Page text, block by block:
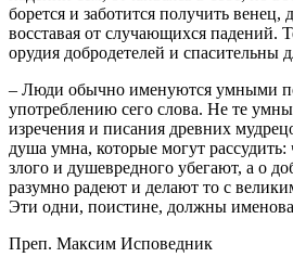
борется и заботится получить венец,
восставая от случающихся падений.
орудия добродетелей и спасительны
– Люди обычно именуются умными
употреблению сего слова. Не те
изречения и писания древних
душа умна, которые могут рассудить:
злого и душевредного убегают, а о
разумно радеют и делают то с
Эти одни, поистине, должны
Преп. Максим Исповедник